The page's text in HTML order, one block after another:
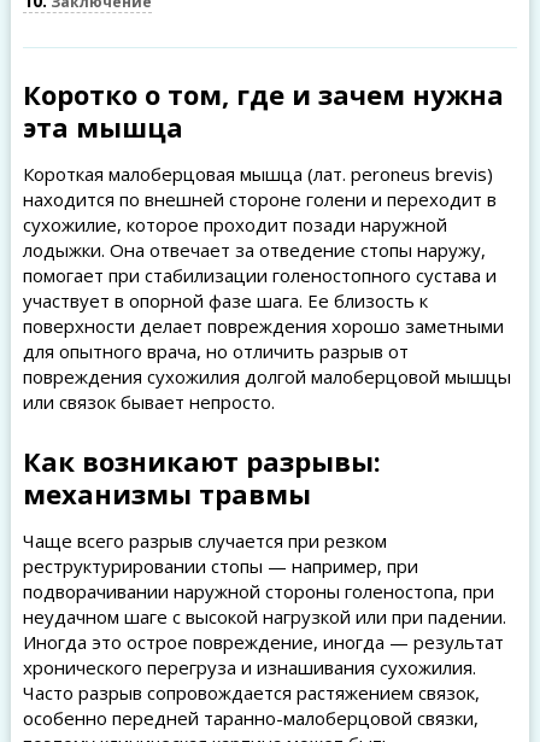
Коротко о том, где и зачем нужна
эта мышца
Короткая малоберцовая мышца (лат. peroneus brevis)
находится по внешней стороне голени и переходит в
сухожилие, которое проходит позади наружной
лодыжки. Она отвечает за отведение стопы наружу,
помогает при стабилизации голеностопного сустава и
участвует в опорной фазе шага. Ее близость к
поверхности делает повреждения хорошо заметными
для опытного врача, но отличить разрыв от
повреждения сухожилия долгой малоберцовой мышцы
или связок бывает непросто.
Как возникают разрывы:
механизмы травмы
Чаще всего разрыв случается при резком
реструктурировании стопы — например, при
подворачивании наружной стороны голеностопа, при
неудачном шаге с высокой нагрузкой или при падении.
Иногда это острое повреждение, иногда — результат
хронического перегруза и изнашивания сухожилия.
Часто разрыв сопровождается растяжением связок,
особенно передней таранно-малоберцовой связки,